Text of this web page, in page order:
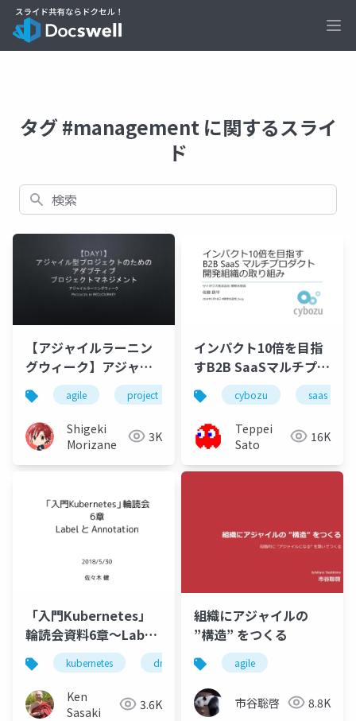
タグ #management に関するスライ
ド
検索
【アジャイルラーニン
グウィーク】アジャイ
ル型プロジェクトのた
めのアダプティブプロ
ジェクトマネジメント
agile project management
Shigeki
Morizane
3K
インパクト10倍を目指
すB2B SaaSマルチプロ
ダクトなサイボウズ開
発組織の取り組み
cybozu saas
Teppei
Sato
16K
「入門Kubernetes」
輪読会資料6章〜Label
とAnnotation
kubernetes dmm サーバ
Ken
Sasaki
3.6K
組織にアジャイルの
”構造” をつくる
agile
市谷聡啓 8.8K